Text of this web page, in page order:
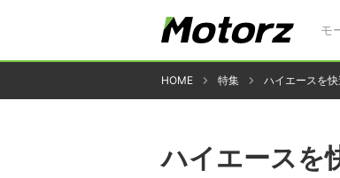
モ
HOME 特集 ハイエースを
ハイエースを